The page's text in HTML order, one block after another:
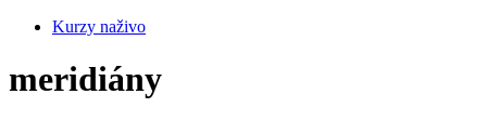
Kurzy naživo
meridiány